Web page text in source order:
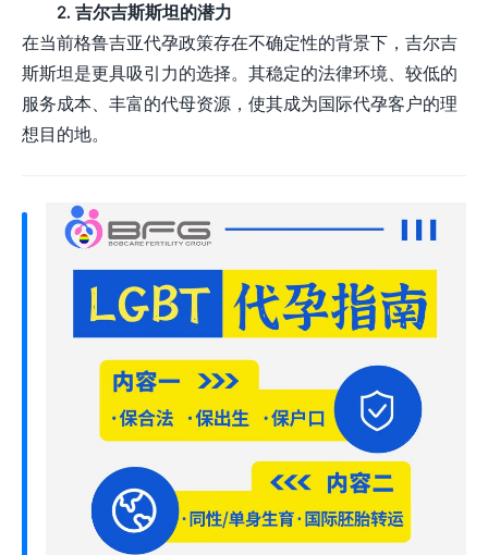
2. 吉尔吉斯斯坦的潜力
在当前格鲁吉亚代孕政策存在不确定性的背景下，吉尔吉
斯斯坦是更具吸引力的选择。其稳定的法律环境、较低的
服务成本、丰富的代母资源，使其成为国际代孕客户的理
想目的地。